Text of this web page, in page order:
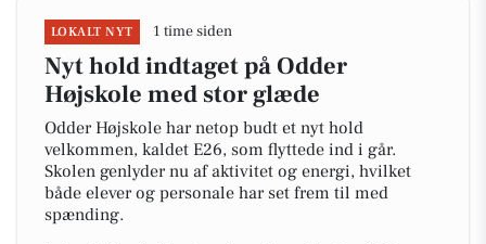
LOKALT NYT 1 time siden
Nyt hold indtaget på Odder
Højskole med stor glæde
Odder Højskole har netop budt et nyt hold
velkommen, kaldet E26, som flyttede ind i går.
Skolen genlyder nu af aktivitet og energi, hvilket
både elever og personale har set frem til med
spænding.